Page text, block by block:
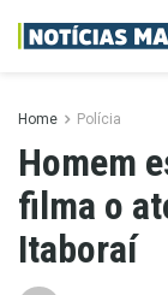
Home Polícia
Homem
filma o
Itaboraí